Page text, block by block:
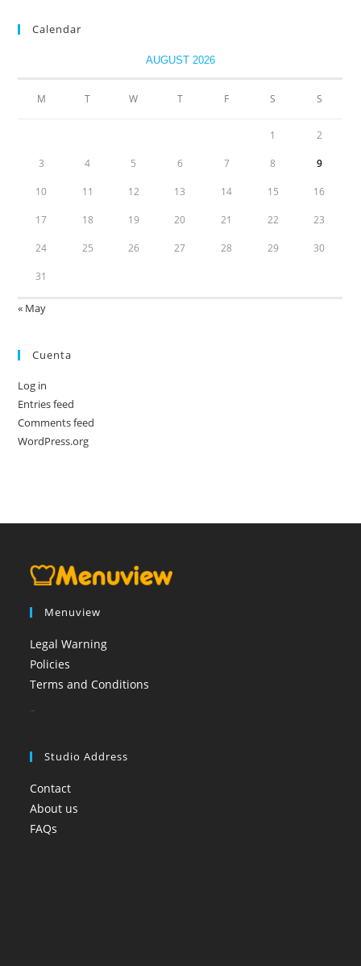
Calendar
AUGUST 2026
M T W T F S S
1 2
3 4 5 6 7 8 9
10 11 12 13 14 15 16
17 18 19 20 21 22 23
24 25 26 27 28 29 30
31
« May
Cuenta
Log in
Entries feed
Comments feed
WordPress.org
Menuview
Legal Warning
Policies
Terms and Conditions
Studio Address
Contact
About us
FAQs